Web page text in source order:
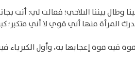
بيننا التلاحي؛ فقالت لي: أنت
المرأة منها أني قوي لا أني متكبر؛
فيه قوة إعجابها به، وأول الكبرياء